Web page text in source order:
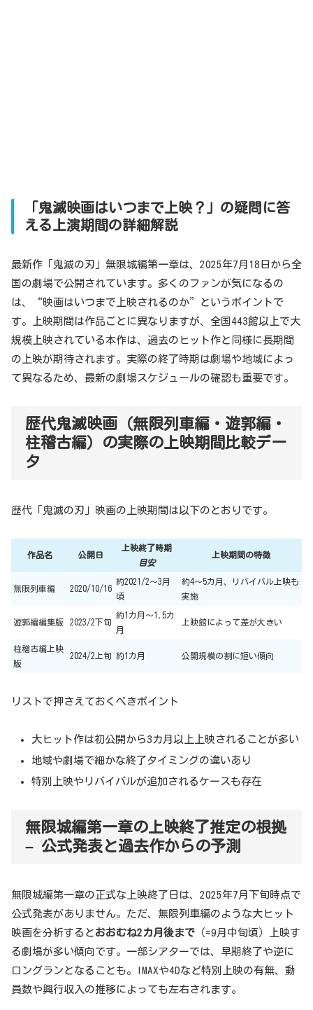
「鬼滅映画はいつまで上映？」の疑問に答
える上演期間の詳細解説
最新作「鬼滅の刃」無限城編第一章は、2025年7月18日から全
国の劇場で公開されています。多くのファンが気になるの
は、“映画はいつまで上映されるのか”というポイントで
す。上映期間は作品ごとに異なりますが、全国443館以上で大
規模上映されている本作は、過去のヒット作と同様に長期間
の上映が期待されます。実際の終了時期は劇場や地域によっ
て異なるため、最新の劇場スケジュールの確認も重要です。
歴代鬼滅映画（無限列車編・遊郭編・
柱稽古編）の実際の上映期間比較デー
タ
歴代「鬼滅の刃」映画の上映期間は以下のとおりです。
作品名 公開日
上映終了時期
目安
上映期間の特徴
無限列車編 2020/10/16
約2021/2～3月
頃
約4～5カ月、リバイバル上映も
実施
遊郭編編集版 2023/2下旬
約1カ月～1.5カ
月
上映館によって差が大きい
柱稽古編上映
版
2024/2上旬 約1カ月 公開規模の割に短い傾向
リストで押さえておくべきポイント
大ヒット作は初公開から3カ月以上上映されることが多い
地域や劇場で細かな終了タイミングの違いあり
特別上映やリバイバルが追加されるケースも存在
無限城編第一章の上映終了推定の根拠
– 公式発表と過去作からの予測
無限城編第一章の正式な上映終了日は、2025年7月下旬時点で
公式発表がありません。ただ、無限列車編のような大ヒット
映画を分析すると おおむね2カ月後まで （=9月中旬頃）上映す
る劇場が多い傾向です。一部シアターでは、早期終了や逆に
ロングランとなることも。IMAXや4Dなど特別上映の有無、動
員数や興行収入の推移によっても左右されます。